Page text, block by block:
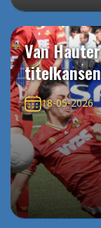
Van
18-05-2026